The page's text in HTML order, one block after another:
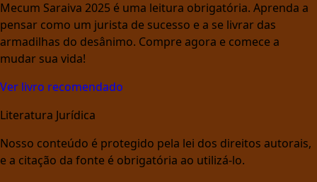
Mecum Saraiva 2025 é uma leitura obrigatória. Aprenda a
pensar como um jurista de sucesso e a se livrar das
armadilhas do desânimo. Compre agora e comece a
mudar sua vida!
Ver livro recomendado
Literatura Jurídica
Nosso conteúdo é protegido pela lei dos direitos autorais,
e a citação da fonte é obrigatória ao utilizá-lo.